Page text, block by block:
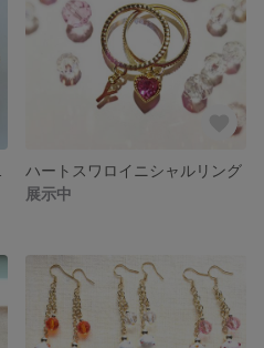
ハートスワロイニシャルリング
展示中